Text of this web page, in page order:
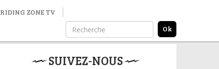
RIDING ZONE TV
SUIVEZ-NOUS